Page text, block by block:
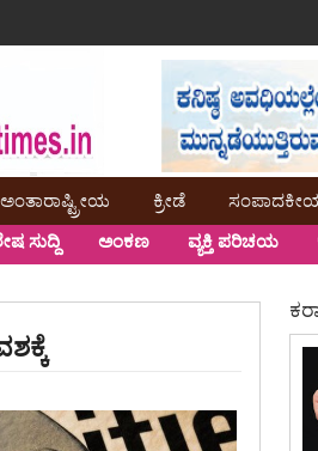
ಅಂತಾರಾಷ್ಟ್ರೀಯ ಕ್ರೀಡೆ
ಸುದ್ದಿ ಅಂಕಣ ವ್ಯಕ್ತಿ ಪರಿಚಯ